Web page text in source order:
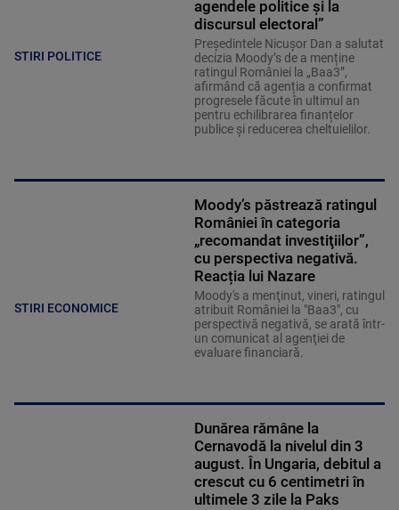
STIRI POLITICE
agendele politice şi la
discursul electoral”
Președintele Nicușor Dan a salutat
decizia Moody’s de a menține
ratingul României la „Baa3”,
afirmând că agenția a confirmat
progresele făcute în ultimul an
pentru echilibrarea finanțelor
publice și reducerea cheltuielilor.
STIRI ECONOMICE
Moody’s păstrează ratingul
României în categoria
„recomandat investiţiilor”,
cu perspectiva negativă.
Reacția lui Nazare
Moody's a menţinut, vineri, ratingul
atribuit României la "Baa3", cu
perspectivă negativă, se arată într-
un comunicat al agenţiei de
evaluare financiară.
Dunărea rămâne la
Cernavodă la nivelul din 3
august. În Ungaria, debitul a
crescut cu 6 centimetri în
ultimele 3 zile la Paks